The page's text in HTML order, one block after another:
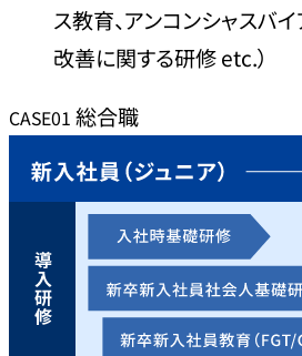
ス教育、アンコンシャスバ
改善に関する研修 etc.）
CASE01 総合職